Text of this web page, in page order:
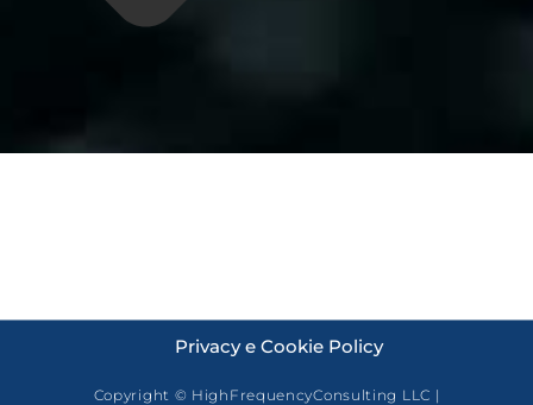
Copyright © HighFrequencyConsulting LLC |
Privacy e Cookie Policy